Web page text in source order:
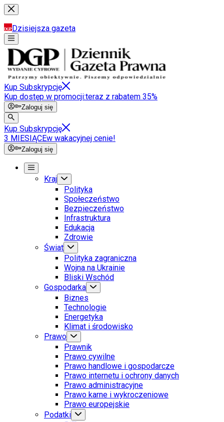
Dzisiejsza gazeta
Kup Subskrypcję
Kup dostęp w promocji:teraz z rabatem 35%
Zaloguj się
Kup Subskrypcję
3 MIESIĄCEw wakacyjnej cenie!
Zaloguj się
Kraj
Polityka
Społeczeństwo
Bezpieczeństwo
Infrastruktura
Edukacja
Zdrowie
Świat
Polityka zagraniczna
Wojna na Ukrainie
Bliski Wschód
Gospodarka
Biznes
Technologie
Energetyka
Klimat i środowisko
Prawo
Prawnik
Prawo cywilne
Prawo handlowe i gospodarcze
Prawo internetu i ochrony danych
Prawo administracyjne
Prawo karne i wykroczeniowe
Prawo europejskie
Podatki